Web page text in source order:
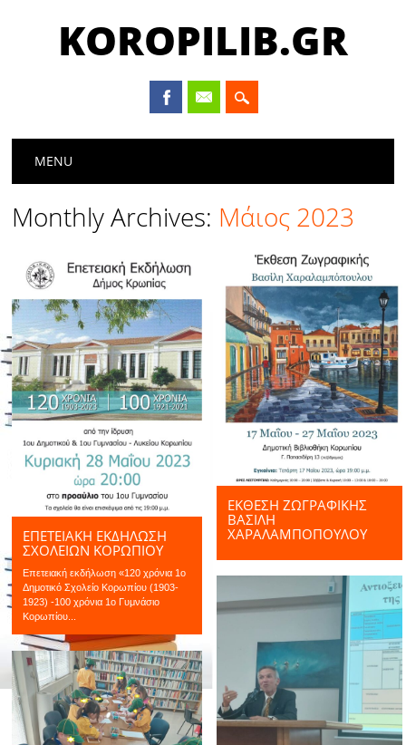
KOROPILIB.GR
Main menu
MENU
Monthly Archives: Μάιος 2023
ΕΠΕΤΕΙΑΚΗ ΕΚΔΗΛΩΣΗ
ΣΧΟΛΕΙΩΝ ΚΟΡΩΠΙΟΥ
Eπετειακή εκδήλωση «120 χρόνια 1ο
Δημοτικό Σχολείο Κορωπίου (1903-
1923) -100 χρόνια 1ο Γυμνάσιο
Κορωπίου...
ΕΚΘΕΣΗ ΖΩΓΡΑΦΙΚΗΣ
ΒΑΣΊΛΗ
ΧΑΡΑΛΑΜΠΌΠΟΥΛΟΥ